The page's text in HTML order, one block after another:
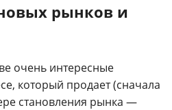
рынков и
очень интересные
который продает (сначала
становления рынка —